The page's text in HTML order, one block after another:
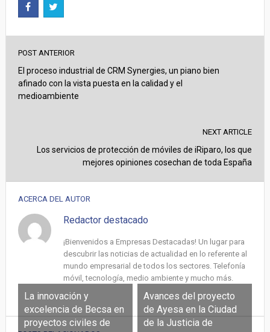
POST ANTERIOR
El proceso industrial de CRM Synergies, un piano bien
afinado con la vista puesta en la calidad y el
medioambiente
NEXT ARTICLE
Los servicios de protección de móviles de iRiparo, los que
mejores opiniones cosechan de toda España
ACERCA DEL AUTOR
Redactor destacado
¡Bienvenidos a Empresas Destacadas! Un lugar para
descubrir las noticias de actualidad en lo referente al
mundo empresarial de todos los sectores. Telefonía
móvil, tecnología, medio ambiente y mucho más.
La innovación y
excelencia de Becsa en
proyectos civiles de
Avances del proyecto
de Ayesa en la Ciudad
de la Justicia de